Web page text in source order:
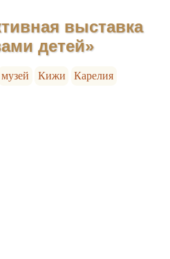
выставка
детей»
музей Кижи Карелия